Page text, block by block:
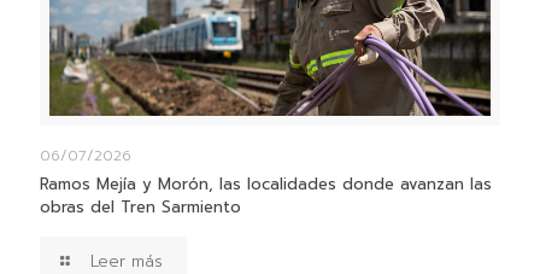
06/07/2026
Ramos Mejía y Morón, las localidades donde avanzan las
obras del Tren Sarmiento
Leer más